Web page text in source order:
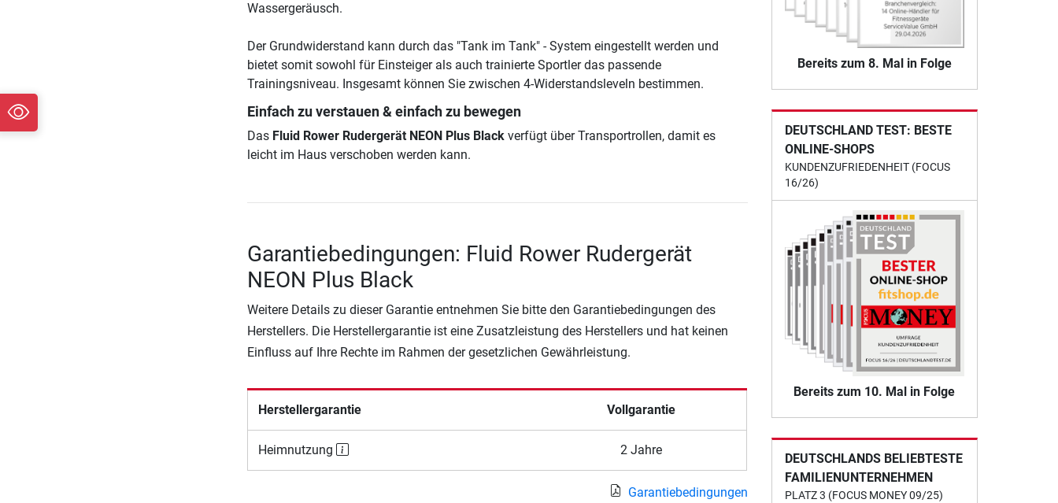
Wassergeräusch.
Der Grundwiderstand kann durch das "Tank im Tank" - System eingestellt werden und
bietet somit sowohl für Einsteiger als auch trainierte Sportler das passende
Trainingsniveau. Insgesamt können Sie zwischen 4-Widerstandsleveln bestimmen.
Einfach zu verstauen & einfach zu bewegen
Das Fluid Rower Rudergerät NEON Plus Blackverfügt über Transportrollen, damit es
leicht im Haus verschoben werden kann.
Garantiebedingungen: Fluid Rower Rudergerät
NEON Plus Black
Weitere Details zu dieser Garantie entnehmen Sie bitte den Garantiebedingungen des
Herstellers. Die Herstellergarantie ist eine Zusatzleistung des Herstellers und hat keinen
Einfluss auf Ihre Rechte im Rahmen der gesetzlichen Gewährleistung.
Herstellergarantie Vollgarantie
Heimnutzung 2 Jahre
Garantiebedingungen
Bereits zum 8. Mal in Folge
DEUTSCHLAND TEST: BESTE
ONLINE-SHOPS
KUNDENZUFRIEDENHEIT (FOCUS
16/26)
Bereits zum 10. Mal in Folge
DEUTSCHLANDS BELIEBTESTE
FAMILIENUNTERNEHMEN
PLATZ 3 (FOCUS MONEY 09/25)